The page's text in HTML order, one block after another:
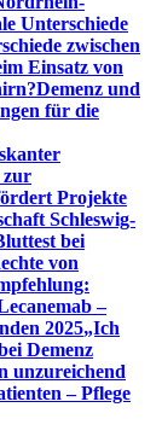
Unterschiede
zwischen
Einsatz von
Demenz und
für die
zur
Projekte
Schleswig-
bei
von
–
2025„Ich
Demenz
unzureichend
– Pflege